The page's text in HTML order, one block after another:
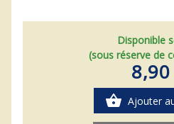
Disponible
(sous réserve de
shopping_basket Ajouter